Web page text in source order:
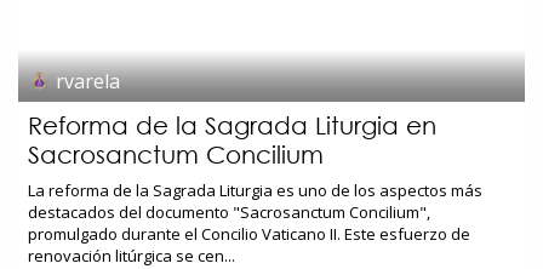
rvarela
Reforma de la Sagrada Liturgia en
Sacrosanctum Concilium
La reforma de la Sagrada Liturgia es uno de los aspectos más
destacados del documento "Sacrosanctum Concilium",
promulgado durante el Concilio Vaticano II. Este esfuerzo de
renovación litúrgica se cen...